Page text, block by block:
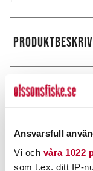
Ansvarsfull
Vi och våra 1022
som t.ex. ditt IP-